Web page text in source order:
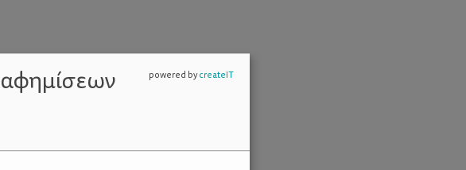
powered bycreateIT